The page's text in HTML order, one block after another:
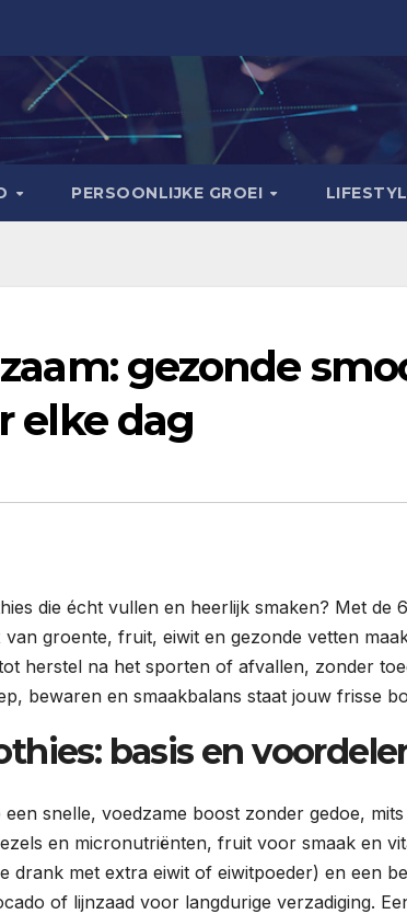
PERSOONLIJKE GROEI
gezonde
elke dag
die écht vullen en heerlijk smaken? Met de
groente, fruit, eiwit en gezonde vetten
herstel na het sporten of afvallen, zonder
bewaren en smaakbalans staat jouw frisse
basis en
snelle, voedzame boost zonder gedoe,
en micronutriënten, fruit voor smaak en
drank met extra eiwit of eiwitpoeder) en een
of lijnzaad voor langdurige verzadiging.